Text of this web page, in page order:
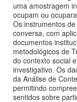
uma amostragem
ocupam ou
Os instrumentos
conversa, com
documentos
metodológicos de
do contexto social
investigativo. Os
da Análise de
permitindo
sentidos sobre